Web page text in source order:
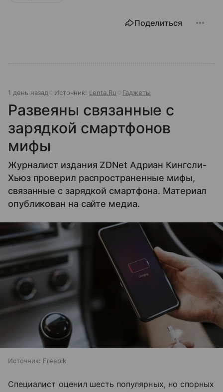
Поделиться
1 день назад Источник: Lenta.Ru Гаджеты
Развеяны связанные с
зарядкой смартфонов
мифы
Журналист издания ZDNet Адриан Кингсли-
Хьюз проверил распространенные мифы,
связанные с зарядкой смартфона. Материал
опубликован на сайте медиа.
Источник: Freepik
Специалист оценил шесть популярных, но спорных